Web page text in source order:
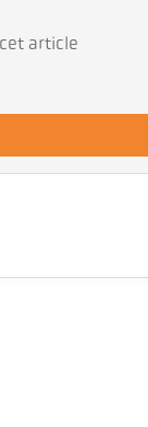
article